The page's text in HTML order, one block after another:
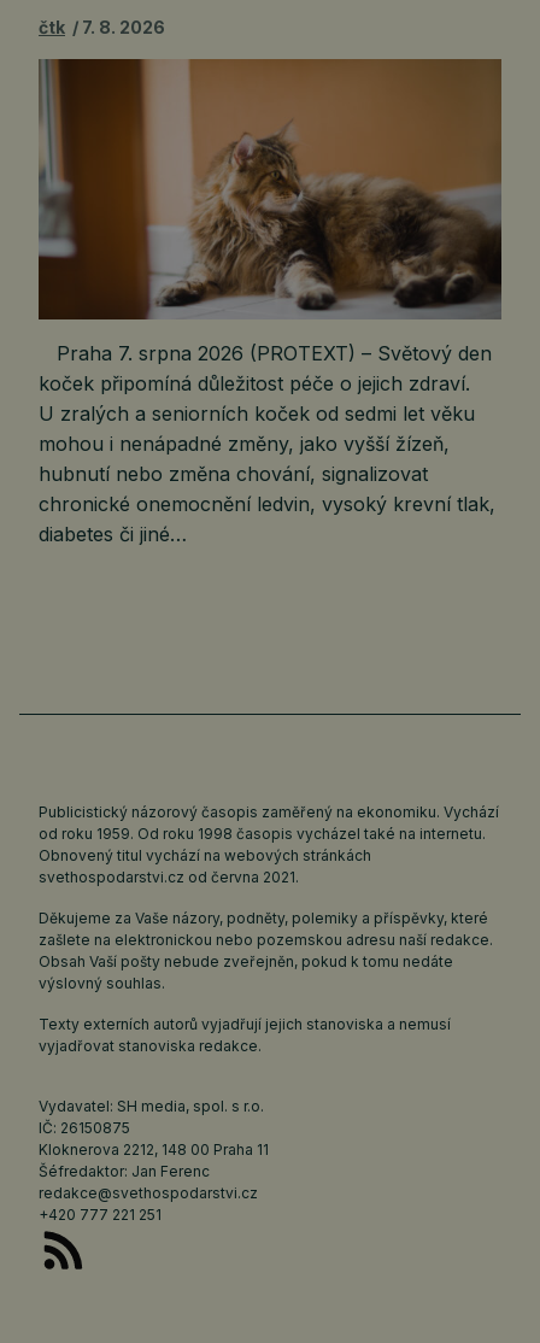
čtk 7. 8. 2026
Praha 7. srpna 2026 (PROTEXT) – Světový den
koček připomíná důležitost péče o jejich zdraví.
U zralých a seniorních koček od sedmi let věku
mohou i nenápadné změny, jako vyšší žízeň,
hubnutí nebo změna chování, signalizovat
chronické onemocnění ledvin, vysoký krevní tlak,
diabetes či jiné…
Publicistický názorový časopis zaměřený na ekonomiku. Vychází
od roku 1959. Od roku 1998 časopis vycházel také na internetu.
Obnovený titul vychází na webových stránkách
svethospodarstvi.cz od června 2021.
Děkujeme za Vaše názory, podněty, polemiky a příspěvky, které
zašlete na elektronickou nebo pozemskou adresu naší redakce.
Obsah Vaší pošty nebude zveřejněn, pokud k tomu nedáte
výslovný souhlas.
Texty externích autorů vyjadřují jejich stanoviska a nemusí
vyjadřovat stanoviska redakce.
Vydavatel: SH media, spol. s r.o.
IČ: 26150875
Kloknerova 2212, 148 00 Praha 11
Šéfredaktor: Jan Ferenc
redakce@svethospodarstvi.cz
+420 777 221 251